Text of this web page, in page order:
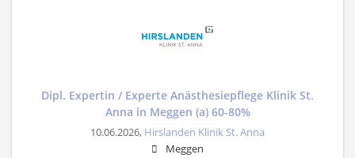
Dipl. Expertin / Experte Anästhesiepflege Klinik St.
Anna in Meggen (a) 60-80%
10.06.2026, Hirslanden Klinik St. Anna
Meggen